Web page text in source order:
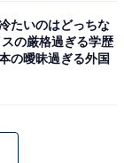
たいのはどっちな
の厳格過ぎる学歴
の曖昧過ぎる外国